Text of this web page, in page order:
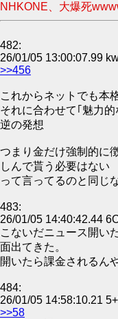
NHKONE、大爆死
482:
26/01/05 13:00:07.99
>>456
これからネットでも本
それに合わせて｢魅力
逆の発想
つまり金だけ強制的に
しんで貰う必要はない
って言ってるのと同じ
483:
26/01/05 14:40:42.44
こないだニュース開い
面出てきた。
開いたら課金されるん
484:
26/01/05 14:58:10.21
>>58